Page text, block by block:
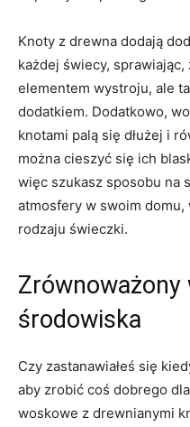
Knoty⁤ z drewna dodają
każdej⁤ świecy,
‍elementem wystroju, ale
dodatkiem. Dodatkowo,
knotami palą ​się ⁢dłużej i
można cieszyć się ich
więc szukasz ⁤sposobu na
atmosfery w ⁤swoim
rodzaju świeczki.
Zrównoważony
środowiska
Czy zastanawiałeś się⁤
aby zrobić ⁤coś⁤ dobrego
woskowe z drewnianymi